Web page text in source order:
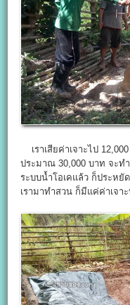
เราเสียค่าเจาะไป
ประมาณ 30,000 บาท จะท
ระบบน้ำโอเคแล้ว ก็ประหยั
เรามาทำสวน ก็มีแค่ค่าเจ